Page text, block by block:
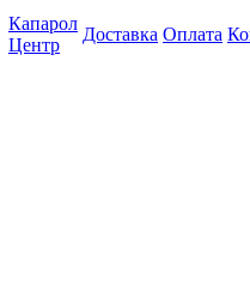
Капарол
Центр
Доставка Оплата